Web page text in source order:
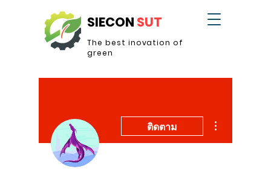
SIECON SUT
The best inovation of
green
ติดตาม